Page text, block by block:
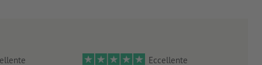
Eccellente